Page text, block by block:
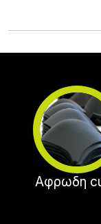
Αφρωδη